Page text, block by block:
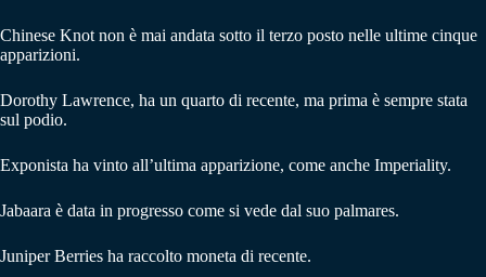
Chinese Knot non è mai andata sotto il terzo posto nelle ultime cinque
apparizioni.
Dorothy Lawrence, ha un quarto di recente, ma prima è sempre stata
sul podio.
Exponista ha vinto all’ultima apparizione, come anche Imperiality.
Jabaara è data in progresso come si vede dal suo palmares.
Juniper Berries ha raccolto moneta di recente.